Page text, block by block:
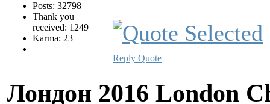
Posts: 32798
Thank you
received: 1249
Karma: 23
Reply Quote
Лондон 2016 London